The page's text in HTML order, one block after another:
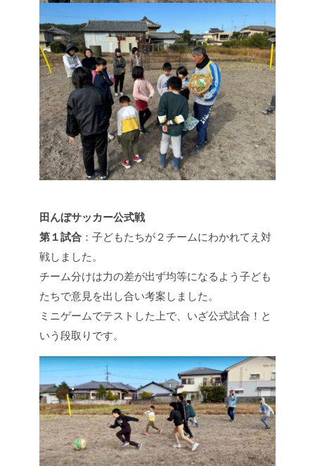
田んぼサッカー公式戦
第１試合 ：子どもたちが２チームにわかれてえ対
戦しました。
チーム分けは力の差が出ず均等になるよう子ども
たちで意見を出し合い考案しました。
ミニゲームでテストした上で、いざ公式試合！と
いう段取りです。